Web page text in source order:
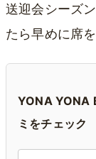
送迎会シーズ
たら早めに席
YONA YONA
ミをチェック